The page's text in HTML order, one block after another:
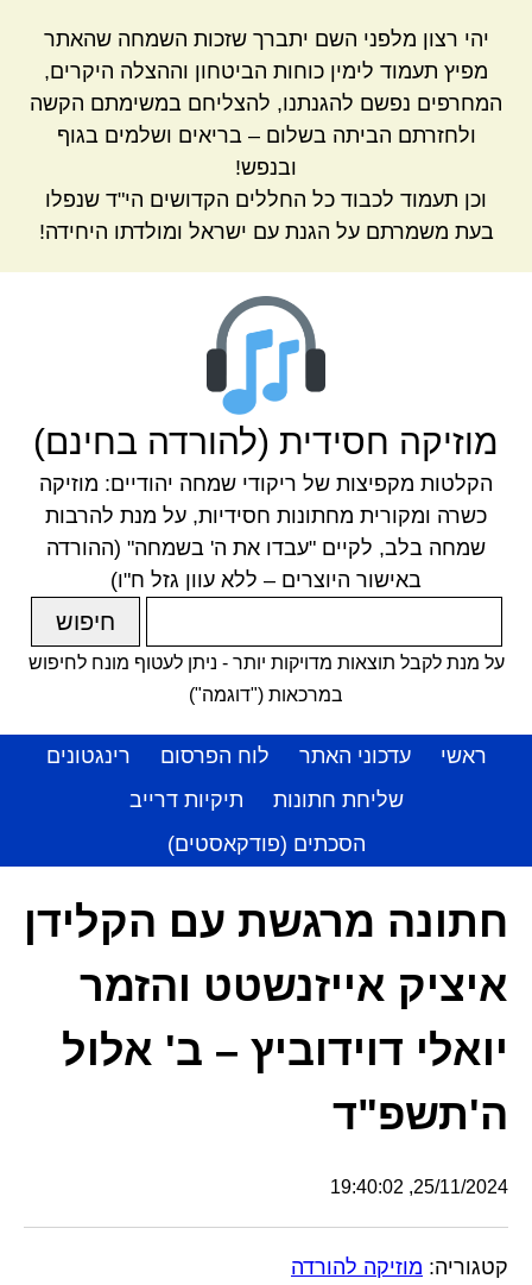
יהי רצון מלפני השם יתברך שזכות השמחה שהאתר
מפיץ תעמוד לימין כוחות הביטחון וההצלה היקרים,
המחרפים נפשם להגנתנו, להצליחם במשימתם הקשה
ולחזרתם הביתה בשלום – בריאים ושלמים בגוף
ובנפש!
וכן תעמוד לכבוד כל החללים הקדושים הי"ד שנפלו
בעת משמרתם על הגנת עם ישראל ומולדתו היחידה!
מוזיקה חסידית (להורדה בחינם)
הקלטות מקפיצות של ריקודי שמחה יהודיים: מוזיקה
כשרה ומקורית מחתונות חסידיות, על מנת להרבות
שמחה בלב, לקיים "עבדו את ה' בשמחה" (ההורדה
באישור היוצרים – ללא עוון גזל ח"ו)
על מנת לקבל תוצאות מדויקות יותר - ניתן לעטוף מונח לחיפוש
במרכאות ("דוגמה")
ראשי עדכוני האתר לוח הפרסום
רינגטונים
שליחת חתונות
תיקיות דרייב
הסכתים (פודקאסטים)
חתונה מרגשת עם הקלידן
איציק אייזנשטט והזמר
יואלי דוידוביץ – ב' אלול
ה'תשפ"ד
25/11/2024, 19:40:02
קטגוריה: מוזיקה להורדה